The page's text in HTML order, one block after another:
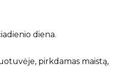
diena.
pirkdamas maistą,